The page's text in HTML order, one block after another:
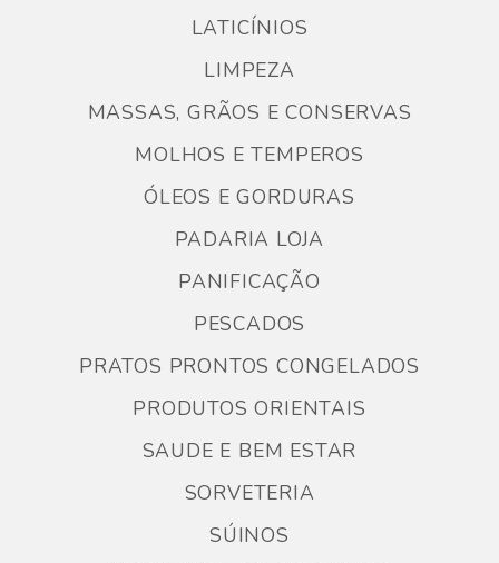
LATICÍNIOS
LIMPEZA
MASSAS, GRÃOS E CONSERVAS
MOLHOS E TEMPEROS
ÓLEOS E GORDURAS
PADARIA LOJA
PANIFICAÇÃO
PESCADOS
PRATOS PRONTOS CONGELADOS
PRODUTOS ORIENTAIS
SAUDE E BEM ESTAR
SORVETERIA
SÚINOS